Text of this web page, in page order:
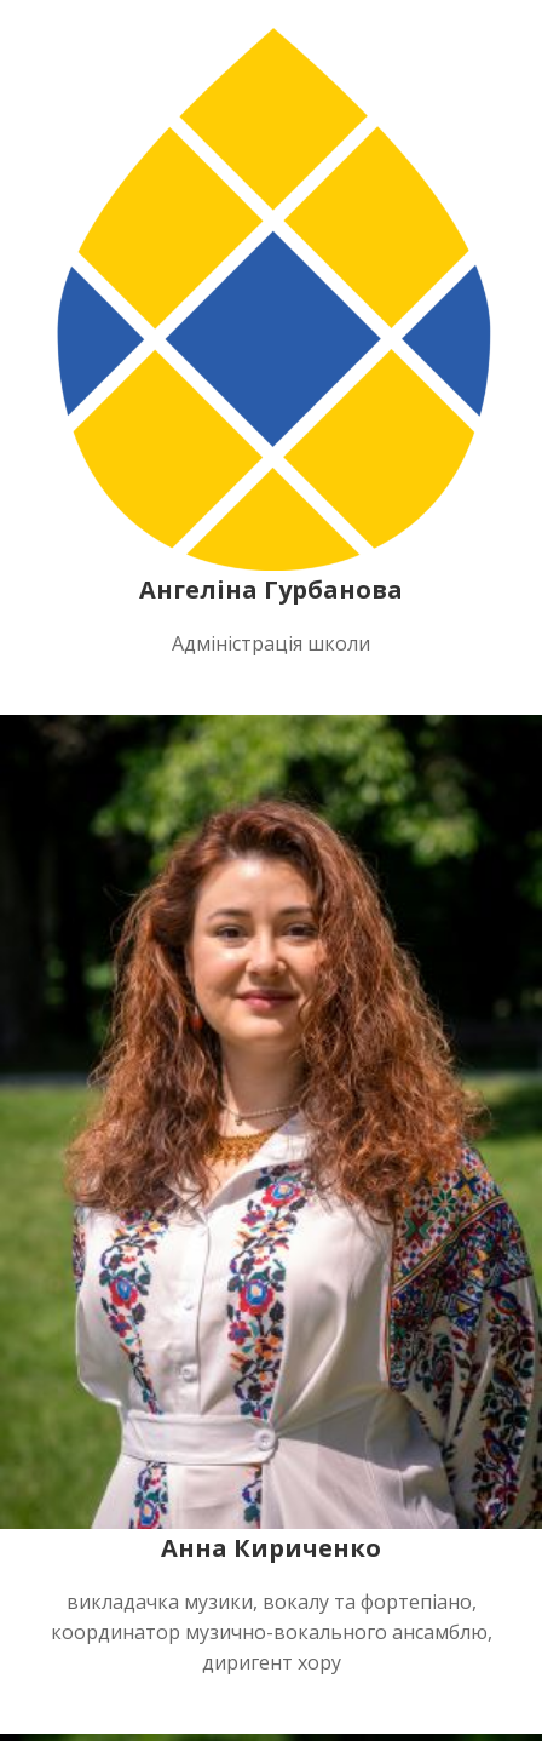
Ангеліна Гурбанова
Адміністрація школи
Анна Кириченко
викладачка музики, вокалу та фортепіано,
координатор музично-вокального ансамблю,
диригент хору